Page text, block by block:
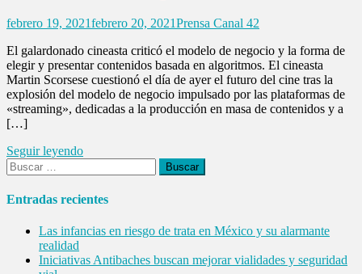
febrero 19, 2021febrero 20, 2021Prensa Canal 42
El galardonado cineasta criticó el modelo de negocio y la forma de
elegir y presentar contenidos basada en algoritmos. El cineasta
Martin Scorsese cuestionó el día de ayer el futuro del cine tras la
explosión del modelo de negocio impulsado por las plataformas de
«streaming», dedicadas a la producción en masa de contenidos y a
[…]
Seguir leyendo
Buscar:
Entradas recientes
Las infancias en riesgo de trata en México y su alarmante
realidad
Iniciativas Antibaches buscan mejorar vialidades y seguridad